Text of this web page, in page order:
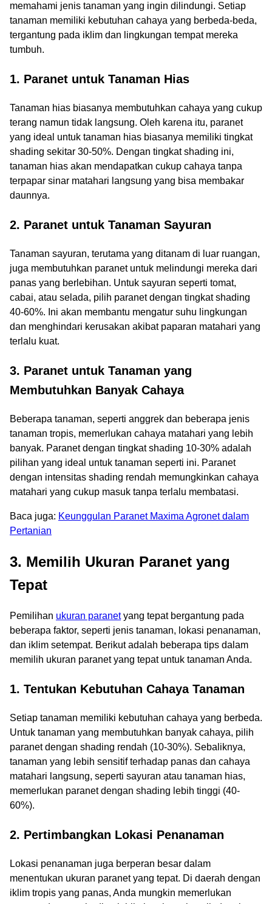
memahami jenis tanaman yang ingin dilindungi. Setiap
tanaman memiliki kebutuhan cahaya yang berbeda-beda,
tergantung pada iklim dan lingkungan tempat mereka
tumbuh.
1. Paranet untuk Tanaman Hias
Tanaman hias biasanya membutuhkan cahaya yang cukup
terang namun tidak langsung. Oleh karena itu, paranet
yang ideal untuk tanaman hias biasanya memiliki tingkat
shading sekitar 30-50%. Dengan tingkat shading ini,
tanaman hias akan mendapatkan cukup cahaya tanpa
terpapar sinar matahari langsung yang bisa membakar
daunnya.
2. Paranet untuk Tanaman Sayuran
Tanaman sayuran, terutama yang ditanam di luar ruangan,
juga membutuhkan paranet untuk melindungi mereka dari
panas yang berlebihan. Untuk sayuran seperti tomat,
cabai, atau selada, pilih paranet dengan tingkat shading
40-60%. Ini akan membantu mengatur suhu lingkungan
dan menghindari kerusakan akibat paparan matahari yang
terlalu kuat.
3. Paranet untuk Tanaman yang
Membutuhkan Banyak Cahaya
Beberapa tanaman, seperti anggrek dan beberapa jenis
tanaman tropis, memerlukan cahaya matahari yang lebih
banyak. Paranet dengan tingkat shading 10-30% adalah
pilihan yang ideal untuk tanaman seperti ini. Paranet
dengan intensitas shading rendah memungkinkan cahaya
matahari yang cukup masuk tanpa terlalu membatasi.
Baca juga: Keunggulan Paranet Maxima Agronet dalam
Pertanian
3. Memilih Ukuran Paranet yang
Tepat
Pemilihan ukuran paranetyang tepat bergantung pada
beberapa faktor, seperti jenis tanaman, lokasi penanaman,
dan iklim setempat. Berikut adalah beberapa tips dalam
memilih ukuran paranet yang tepat untuk tanaman Anda.
1. Tentukan Kebutuhan Cahaya Tanaman
Setiap tanaman memiliki kebutuhan cahaya yang berbeda.
Untuk tanaman yang membutuhkan banyak cahaya, pilih
paranet dengan shading rendah (10-30%). Sebaliknya,
tanaman yang lebih sensitif terhadap panas dan cahaya
matahari langsung, seperti sayuran atau tanaman hias,
memerlukan paranet dengan shading lebih tinggi (40-
60%).
2. Pertimbangkan Lokasi Penanaman
Lokasi penanaman juga berperan besar dalam
menentukan ukuran paranet yang tepat. Di daerah dengan
iklim tropis yang panas, Anda mungkin memerlukan